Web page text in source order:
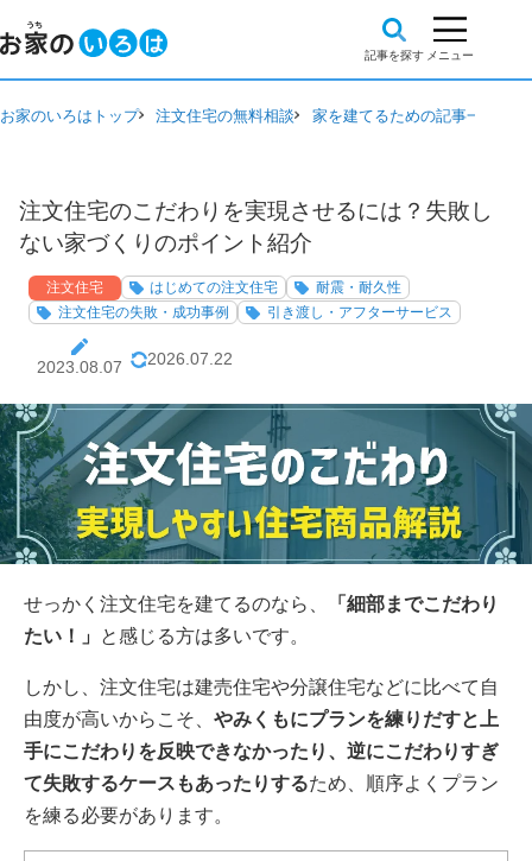
お家のいろはトップ 注文住宅の無料相談 家を建てるための記事一覧
注文住宅のこだわりを実現させるには？失敗し
ない家づくりのポイント紹介
注文住宅 はじめての注文住宅
耐震・耐久性
注文住宅の失敗・成功事例
引き渡し・アフターサービス
2023.08.07 2026.07.22
せっかく注文住宅を建てるのなら、
「細部までこだわり
たい！」
と感じる方は多いです。
しかし、注文住宅は建売住宅や分譲住宅などに比べて自
由度が高いからこそ、 やみくもにプランを練りだすと上
手にこだわりを反映できなかったり、逆にこだわりすぎ
て失敗するケースもあったりするため、順序よくプラン
を練る必要があります。